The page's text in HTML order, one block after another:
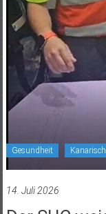
Gesundheit
14. Juli 2026